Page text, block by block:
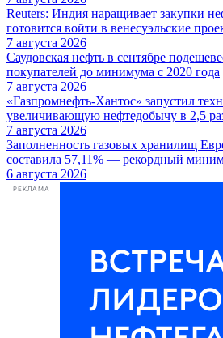
Reuters: Индия наращивает закупки
готовится войти в венесуэльские
7 августа 2026
Саудовская нефть в сентябре
покупателей до минимума с 2020 года
7 августа 2026
«Газпромнефть-Хантос» запустил
увеличивающую нефтедобычу в 2,5
7 августа 2026
Заполненность газовых хранилищ
составила 57,11% — рекордный
6 августа 2026
РЕКЛАМА